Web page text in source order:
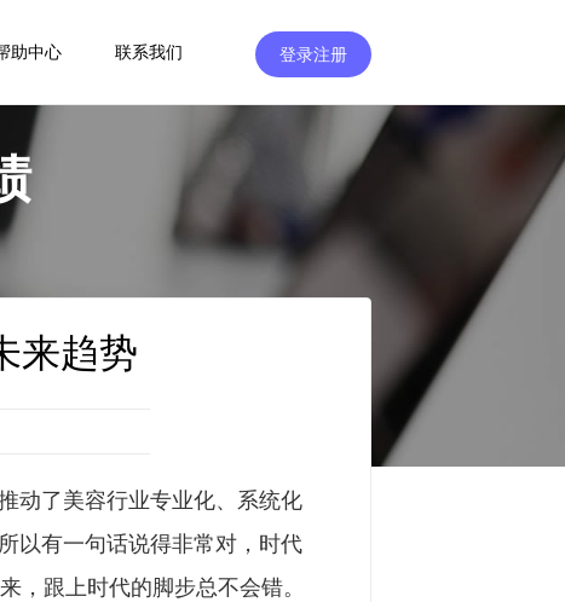
助中心 联系我们 登录注册
来趋势
动了美容行业专业化、系统化
以有一句话说得非常对，时代
，跟上时代的脚步总不会错。